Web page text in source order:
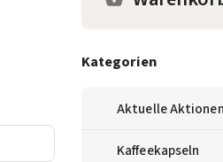
Kategorien
Aktuelle
Kaffeekapseln